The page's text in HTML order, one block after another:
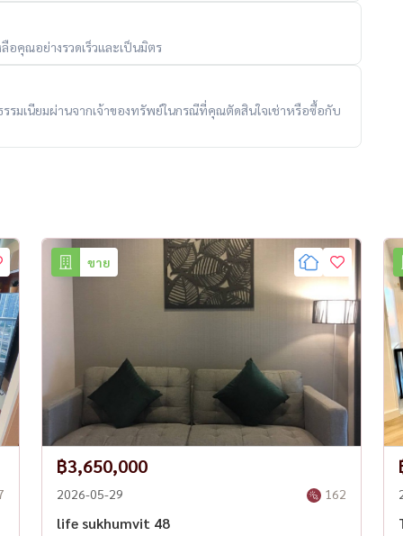
คุณอย่างรวดเร็วและเป็นมิตร
รรมเนียมผ่านจากเจ้าของทรัพย์ในกรณีที่คุณตัดสินใจเช่าหรือซื้อกับ
ขาย
฿3,650,000
2026-05-29 162
life sukhumvit 48